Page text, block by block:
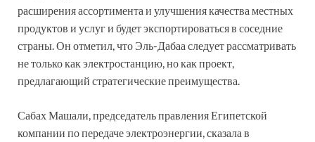
расширения ассортимента и улучшения качества местных
продуктов и услуг и будет экспортироваться в соседние
страны. Он отметил, что Эль-Дабаа следует рассматривать
не только как электростанцию, но как проект,
предлагающий стратегические преимущества.
Сабах Машали, председатель правления Египетской
компании по передаче электроэнергии, сказала в